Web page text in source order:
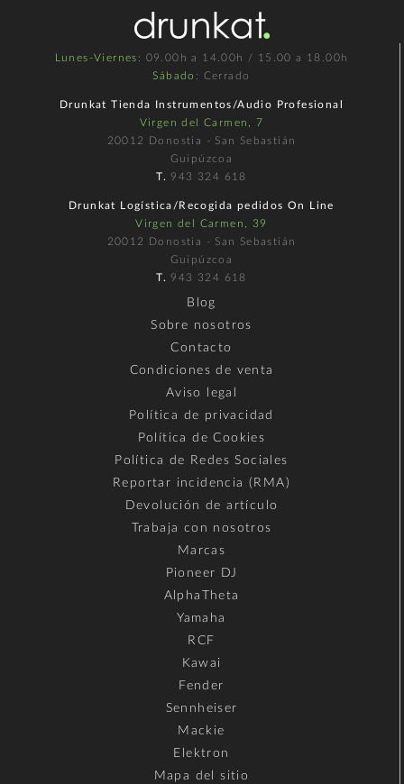
Lunes-Viernes : 09.00h a 14.00h / 15.00 a 18.00h
Sábado : Cerrado
Drunkat Tienda Instrumentos/Audio Profesional
Virgen del Carmen, 7
20012 Donostia - San Sebastián
Guipúzcoa
T. 943 324 618
Drunkat Logística/Recogida pedidos On Line
Virgen del Carmen, 39
20012 Donostia - San Sebastián
Guipúzcoa
T. 943 324 618
Blog
Sobre nosotros
Contacto
Condiciones de venta
Aviso legal
Política de privacidad
Política de Cookies
Política de Redes Sociales
Reportar incidencia (RMA)
Devolución de artículo
Trabaja con nosotros
Marcas
Pioneer DJ
AlphaTheta
Yamaha
RCF
Kawai
Fender
Sennheiser
Mackie
Elektron
Mapa del sitio